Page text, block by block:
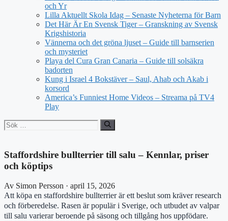
och Yr
Lilla Aktuellt Skola Idag – Senaste Nyheterna för Barn
Det Här Är En Svensk Tiger – Granskning av Svensk
Krigshistoria
Vännerna och det gröna ljuset – Guide till barnserien
och mysteriet
Playa del Cura Gran Canaria – Guide till solsäkra
badorten
Kung i Israel 4 Bokstäver – Saul, Ahab och Akab i
korsord
America’s Funniest Home Videos – Streama på TV4
Play
Sök
efter:
Staffordshire bullterrier till salu – Kennlar, priser
och köptips
Av Simon Persson · april 15, 2026
Att köpa en staffordshire bullterrier är ett beslut som kräver research
och förberedelse. Rasen är populär i Sverige, och utbudet av valpar
till salu varierar beroende på säsong och tillgång hos uppfödare.